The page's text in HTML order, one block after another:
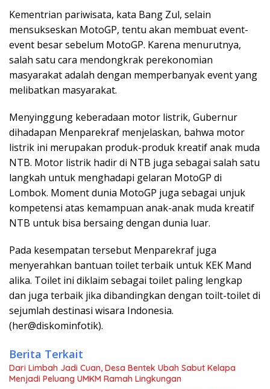
Kementrian pariwisata, kata Bang Zul, selain
mensukseskan MotoGP, tentu akan membuat event-
event besar sebelum MotoGP. Karena menurutnya,
salah satu cara mendongkrak perekonomian
masyarakat adalah dengan memperbanyak event yang
melibatkan masyarakat.
Menyinggung keberadaan motor listrik, Gubernur
dihadapan Menparekraf menjelaskan, bahwa motor
listrik ini merupakan produk-produk kreatif anak muda
NTB. Motor listrik hadir di NTB juga sebagai salah satu
langkah untuk menghadapi gelaran MotoGP di
Lombok. Moment dunia MotoGP juga sebagai unjuk
kompetensi atas kemampuan anak-anak muda kreatif
NTB untuk bisa bersaing dengan dunia luar.
Pada kesempatan tersebut Menparekraf juga
menyerahkan bantuan toilet terbaik untuk KEK Mand
alika. Toilet ini diklaim sebagai toilet paling lengkap
dan juga terbaik jika dibandingkan dengan toilt-toilet di
sejumlah destinasi wisara Indonesia.
(her@diskominfotik).
Berita Terkait
Dari Limbah Jadi Cuan, Desa Bentek Ubah Sabut Kelapa
Menjadi Peluang UMKM Ramah Lingkungan